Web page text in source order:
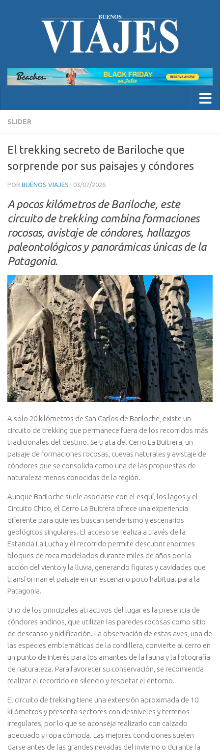
SLIDER
El trekking secreto de Bariloche que
sorprende por sus paisajes y cóndores
POR BUENOS VIAJES · 03/07/2026
A pocos kilómetros de Bariloche, este
circuito de trekking combina formaciones
rocosas, avistaje de cóndores, hallazgos
paleontológicos y panorámicas únicas de la
Patagonia.
A solo 20 kilómetros de San Carlos de Bariloche, existe un
circuito de trekking que permanece fuera de los recorridos más
tradicionales del destino. Se trata del Cerro La Buitrera, un
paisaje de formaciones rocosas, cuevas naturales y avistaje de
cóndores que se consolida como una de las propuestas de
naturaleza menos conocidas de la región.
Aunque Bariloche suele asociarse con el esquí, los lagos y el
Circuito Chico, el Cerro La Buitrera ofrece una experiencia
diferente para quienes buscan senderismo y escenarios
geológicos singulares. El acceso se realiza a través de la
Estancia La Lucha y el recorrido permite descubrir enormes
bloques de roca modelados durante miles de años por la
acción del viento y la lluvia, generando figuras y cavidades que
transforman el paisaje en un escenario poco habitual para la
Patagonia.
Uno de los principales atractivos del lugar es la presencia de
cóndores andinos, que utilizan las paredes rocosas como sitio
de descanso y nidificación. La observación de estas aves, una de
las especies emblemáticas de la cordillera, convierte al cerro en
un punto de interés para los amantes de la fauna y la fotografía
de naturaleza. Para favorecer su conservación, se recomienda
realizar el recorrido en silencio y respetar el entorno.
El circuito de trekking tiene una extensión aproximada de 10
kilómetros y presenta sectores con desniveles y terrenos
irregulares, por lo que se aconseja realizarlo con calzado
adecuado y ropa cómoda. Las mejores condiciones suelen
darse antes de las grandes nevadas del invierno o durante la